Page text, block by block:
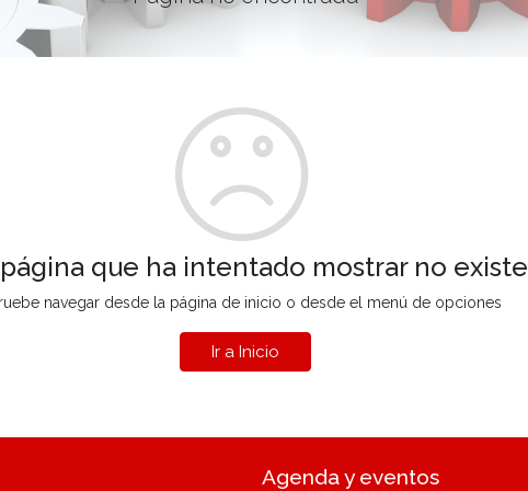
que ha intentado mostrar no existe
navegar desde la página de inicio o desde el menú de opciones
Ir a Inicio
Agenda y eventos